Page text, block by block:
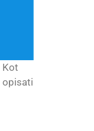
Kot
opisati